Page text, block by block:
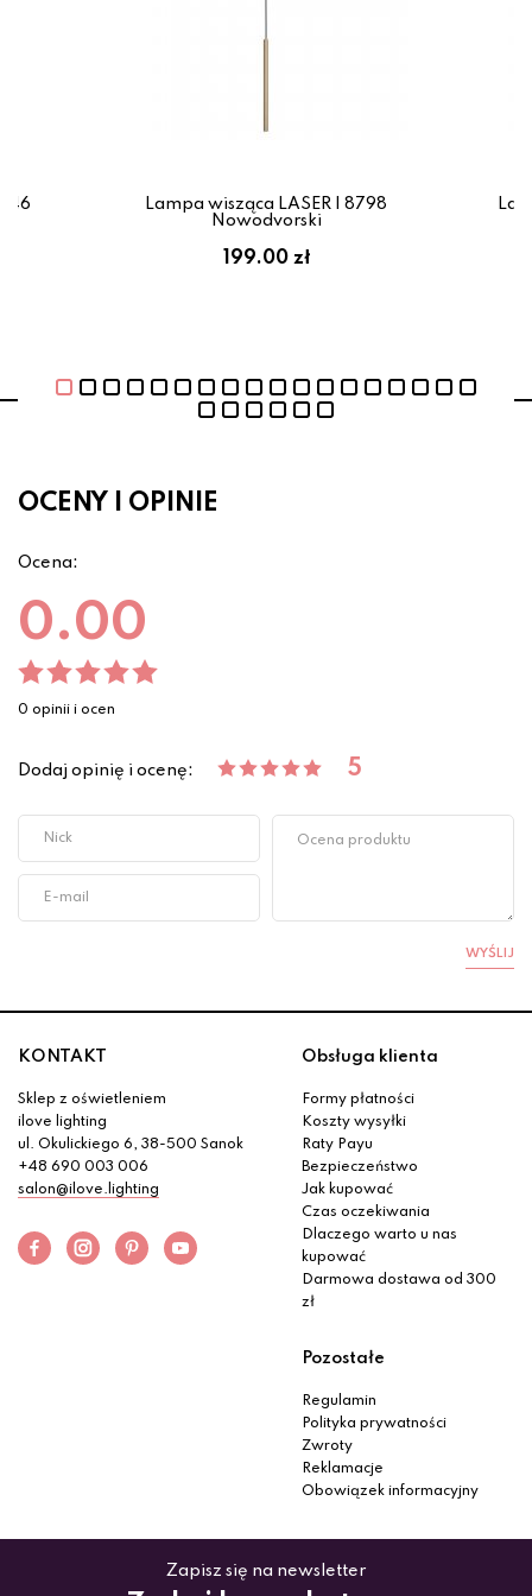
Lampa wisząca LASER I 8798
Nowodvorski
199.00 zł
OCENY I OPINIE
Ocena:
0.00
0 opinii i ocen
Dodaj opinię i ocenę: 5
WYŚLIJ
KONTAKT
Sklep z oświetleniem
ilove lighting
ul. Okulickiego 6, 38-500 Sanok
+48 690 003 006
salon@ilove.lighting
Obsługa klienta
Formy płatności
Koszty wysyłki
Raty Payu
Bezpieczeństwo
Jak kupować
Czas oczekiwania
Dlaczego warto u nas
kupować
Darmowa dostawa od 300
zł
Pozostałe
Regulamin
Polityka prywatności
Zwroty
Reklamacje
Obowiązek informacyjny
Zapisz się na newsletter